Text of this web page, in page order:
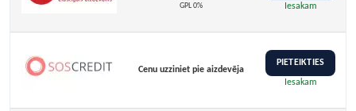
GPL 0%
Iesakam
Cenu uzziniet pie aizdevēja
PIETEIKTIES
Iesakam